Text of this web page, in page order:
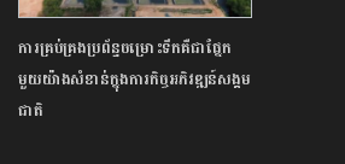
ការគ្រប់គ្រងប្រព័ន្ធចម្រោះទឹកគឺជាផ្នែក
មួយយ៉ាងសំខាន់ក្នុងការកិច្ចអភិវឌ្ឍន៍សង្គម
ជាតិ